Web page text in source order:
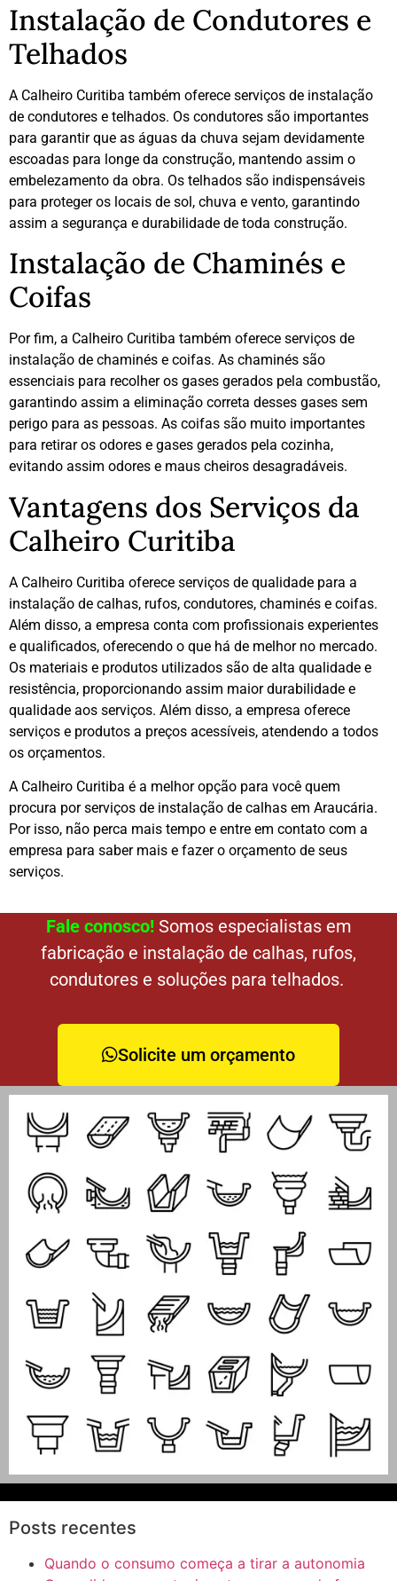
Instalação de Condutores e
Telhados
A Calheiro Curitiba também oferece serviços de instalação
de condutores e telhados. Os condutores são importantes
para garantir que as águas da chuva sejam devidamente
escoadas para longe da construção, mantendo assim o
embelezamento da obra. Os telhados são indispensáveis
para proteger os locais de sol, chuva e vento, garantindo
assim a segurança e durabilidade de toda construção.
Instalação de Chaminés e
Coifas
Por fim, a Calheiro Curitiba também oferece serviços de
instalação de chaminés e coifas. As chaminés são
essenciais para recolher os gases gerados pela combustão,
garantindo assim a eliminação correta desses gases sem
perigo para as pessoas. As coifas são muito importantes
para retirar os odores e gases gerados pela cozinha,
evitando assim odores e maus cheiros desagradáveis.
Vantagens dos Serviços da
Calheiro Curitiba
A Calheiro Curitiba oferece serviços de qualidade para a
instalação de calhas, rufos, condutores, chaminés e coifas.
Além disso, a empresa conta com profissionais experientes
e qualificados, oferecendo o que há de melhor no mercado.
Os materiais e produtos utilizados são de alta qualidade e
resistência, proporcionando assim maior durabilidade e
qualidade aos serviços. Além disso, a empresa oferece
serviços e produtos a preços acessíveis, atendendo a todos
os orçamentos.
A Calheiro Curitiba é a melhor opção para você quem
procura por serviços de instalação de calhas em Araucária.
Por isso, não perca mais tempo e entre em contato com a
empresa para saber mais e fazer o orçamento de seus
serviços.
Fale conosco! Somos especialistas em
fabricação e instalação de calhas, rufos,
condutores e soluções para telhados.
Solicite um orçamento
Posts recentes
Quando o consumo começa a tirar a autonomia